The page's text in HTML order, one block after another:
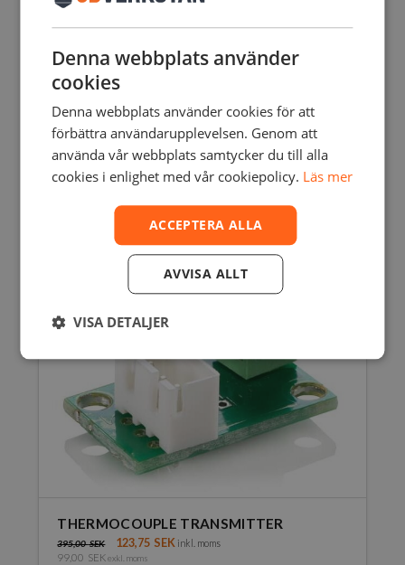
kan
väljas
på
produktsidan
HOT END ISOLATOR TUBE – UMO
210,00SEK 61,25SEKinkl. moms
THERMOCOUPLE TRANSMITTER
395,00SEK 123,75 SEK inkl. moms
99,00 SEK exkl. moms
Denna webbplats använder
cookies
Denna webbplats använder cookies för att
förbättra användarupplevelsen. Genom att
använda vår webbplats samtycker du till alla
cookies i enlighet med vår cookiepolicy. Läs mer
ACCEPTERA ALLA
AVVISA ALLT
VISA DETALJER